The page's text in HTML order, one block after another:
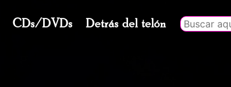
CDs/DVDs Detrás del telón
Buscar